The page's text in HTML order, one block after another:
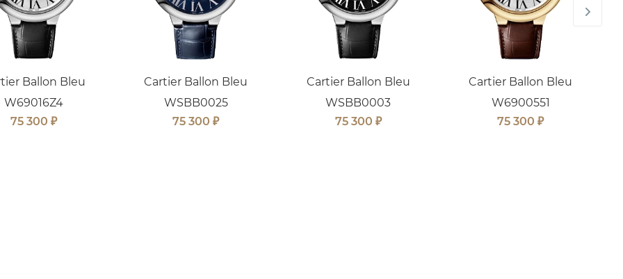
Ballon Bleu
W69016Z4
75 300 ₽
Cartier Ballon Bleu
WSBB0025
75 300 ₽
Cartier Ballon Bleu
WSBB0003
75 300 ₽
Cartier Ballon Bleu
W6900551
75 300 ₽